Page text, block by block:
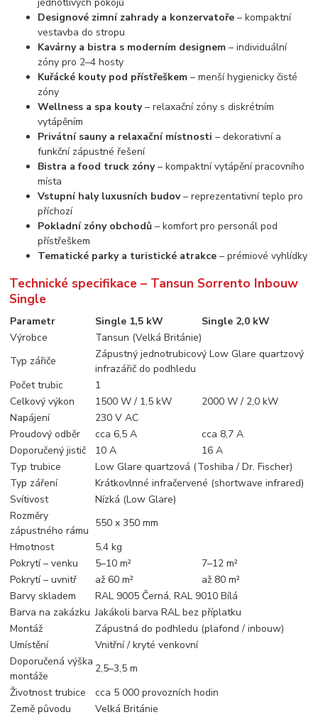
Designové zimní zahrady a konzervatoře – kompaktní
vestavba do stropu
Kavárny a bistra s moderním designem – individuální
zóny pro 2–4 hosty
Kuřácké kouty pod přístřeškem – menší hygienicky čisté
zóny
Wellness a spa kouty– relaxační zóny s diskrétním
vytápěním
Privátní sauny a relaxační místnosti – dekorativní a
funkční zápustné řešení
Bistra a food truck zóny– kompaktní vytápění pracovního
místa
Vstupní haly luxusních budov– reprezentativní teplo pro
příchozí
Pokladní zóny obchodů – komfort pro personál pod
přístřeškem
Tematické parky a turistické atrakce – prémiové vyhlídky
Technické specifikace – Tansun Sorrento Inbouw
Single
Parametr Single 1,5 kW
Single 2,0 kW
Výrobce
Tansun (Velká Británie)
Typ zářiče
Zápustný jednotrubicový Low Glare quartzový
infrazářič do podhledu
Počet trubic
1
Celkový výkon
1500 W / 1,5 kW
2000 W / 2,0 kW
Napájení
230 V AC
Proudový odběr
cca 6,5 A
cca 8,7 A
Doporučený jistič
10 A
16 A
Typ trubice
Low Glare quartzová (Toshiba / Dr. Fischer)
Typ záření
Krátkovlnné infračervené (shortwave infrared)
Svítivost
Nízká (Low Glare)
Rozměry
zápustného rámu
550 x 350 mm
Hmotnost
5,4 kg
Pokrytí – venku
5–10 m²
7–12 m²
Pokrytí – uvnitř
až 60 m²
až 80 m²
Barvy skladem
RAL 9005 Černá, RAL 9010 Bílá
Barva na zakázku Jakákoli barva RAL bez příplatku
Montáž
Zápustná do podhledu (plafond / inbouw)
Umístění
Vnitřní / kryté venkovní
Doporučená výška
montáže
2,5–3,5 m
Životnost trubice
cca 5 000 provozních hodin
Země původu
Velká Británie